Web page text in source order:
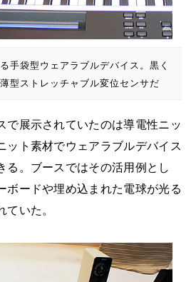
手袋型ウェアラブルデバイス。黒く
型ストレッチャブル変位センサだ
で展示されていたのは導電性ニッ
ット素材でウェアラブルデバイス
る。ブースではその活用例とし
ボードや埋め込まれた電球が光る
ていた。